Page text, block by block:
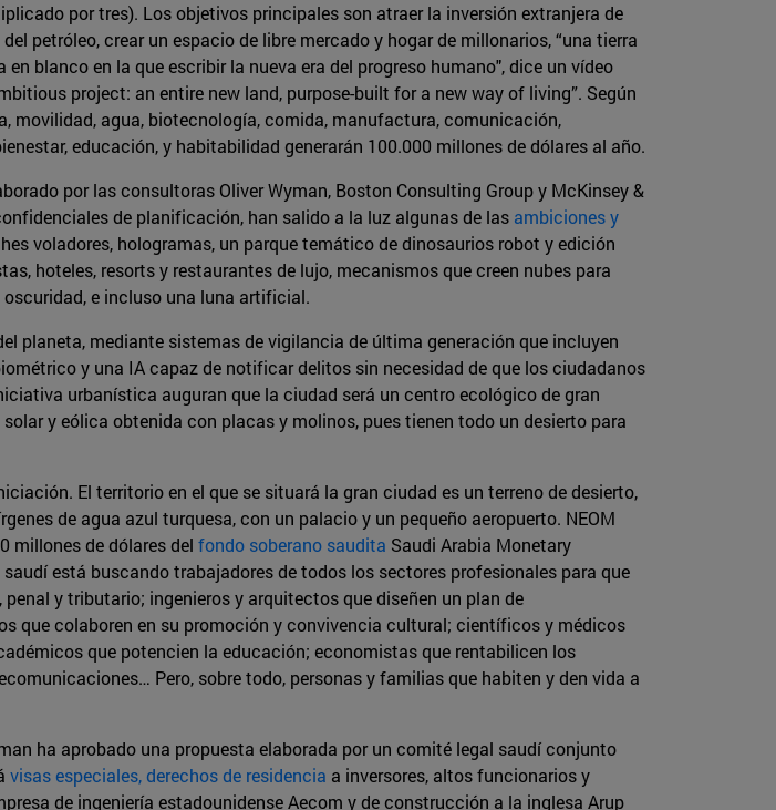
por tres). Los objetivos principales son atraer la inversión extranjera de
petróleo, crear un espacio de libre mercado y hogar de millonarios, “una tierra
blanco en la que escribir la nueva era del progreso humano", dice un vídeo
project: an entire new land, purpose-built for a new way of living”. Según
movilidad, agua, biotecnología, comida, manufactura, comunicación,
educación, y habitabilidad generarán 100.000 millones de dólares al año.
por las consultoras Oliver Wyman, Boston Consulting Group y McKinsey &
de planificación, han salido a la luz algunas de las ambiciones y
voladores, hologramas, un parque temático de dinosaurios robot y edición
hoteles, resorts y restaurantes de lujo, mecanismos que creen nubes para
e incluso una luna artificial.
planeta, mediante sistemas de vigilancia de última generación que incluyen
y una IA capaz de notificar delitos sin necesidad de que los ciudadanos
urbanística auguran que la ciudad será un centro ecológico de gran
y eólica obtenida con placas y molinos, pues tienen todo un desierto para
El territorio en el que se situará la gran ciudad es un terreno de desierto,
de agua azul turquesa, con un palacio y un pequeño aeropuerto. NEOM
millones de dólares del fondo soberano saudita Saudi Arabia Monetary
está buscando trabajadores de todos los sectores profesionales para que
y tributario; ingenieros y arquitectos que diseñen un plan de
que colaboren en su promoción y convivencia cultural; científicos y médicos
que potencien la educación; economistas que rentabilicen los
Pero, sobre todo, personas y familias que habiten y den vida a
ha aprobado una propuesta elaborada por un comité legal saudí conjunto
visas especiales, derechos de residencia a inversores, altos funcionarios y
de ingeniería estadounidense Aecom y de construcción a la inglesa Arup